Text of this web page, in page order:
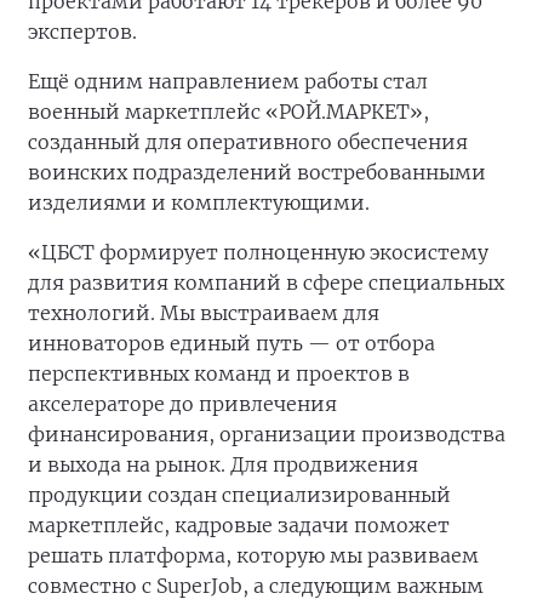
экспертов.
Ещё одним направлением работы стал
военный маркетплейс «РОЙ.МАРКЕТ»,
созданный для оперативного обеспечения
воинских подразделений востребованными
изделиями и комплектующими.
«ЦБСТ формирует полноценную экосистему
для развития компаний в сфере специальных
технологий. Мы выстраиваем для
инноваторов единый путь — от отбора
перспективных команд и проектов в
акселераторе до привлечения
финансирования, организации производства
и выхода на рынок. Для продвижения
продукции создан специализированный
маркетплейс, кадровые задачи поможет
решать платформа, которую мы развиваем
совместно с SuperJob, а следующим важным